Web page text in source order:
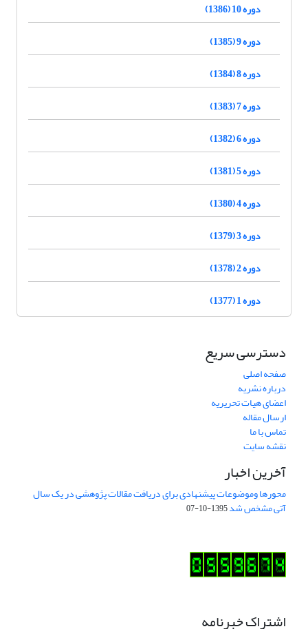
دوره 10 (1386)
دوره 9 (1385)
دوره 8 (1384)
دوره 7 (1383)
دوره 6 (1382)
دوره 5 (1381)
دوره 4 (1380)
دوره 3 (1379)
دوره 2 (1378)
دوره 1 (1377)
دسترسی سریع
صفحه اصلی
درباره نشریه
اعضای هیات تحریریه
ارسال مقاله
تماس با ما
نقشه سایت
آخرین اخبار
محورها وموضوعات پیشنهادی برای دریافت مقالات پژوهشی در یک سال
آتی مشخص شد1395-10-07
اشتراک خبرنامه